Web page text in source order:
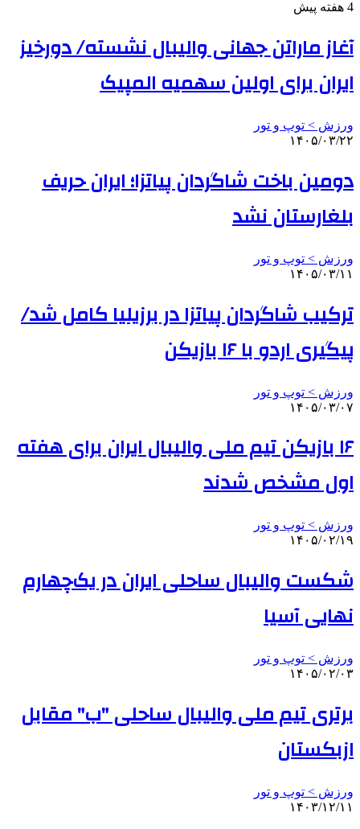
4 هفته پیش
آغاز ماراتن جهانی والیبال نشسته/ دورخیز
ایران برای اولین سهمیه المپیک
ورزش > توپ و تور
۱۴۰۵/۰۳/۲۲
دومین باخت شاگردان پیاتزا؛ ایران حریف
بلغارستان نشد
ورزش > توپ و تور
۱۴۰۵/۰۳/۱۱
ترکیب شاگردان پیاتزا در برزیلیا کامل شد/
پیگیری اردو با ۱۶ بازیکن
ورزش > توپ و تور
۱۴۰۵/۰۳/۰۷
۱۶ بازیکن تیم ملی والیبال ایران برای هفته
اول مشخص شدند
ورزش > توپ و تور
۱۴۰۵/۰۲/۱۹
شکست والیبال ساحلی ایران در یک‌چهارم
نهایی آسیا
ورزش > توپ و تور
۱۴۰۵/۰۲/۰۳
برتری تیم ملی والیبال ساحلی "ب" مقابل
ازبکستان
ورزش > توپ و تور
۱۴۰۳/۱۲/۱۱